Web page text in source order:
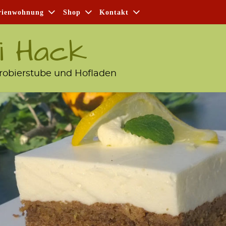
Shop Kon­takt
Hack
und Hofladen